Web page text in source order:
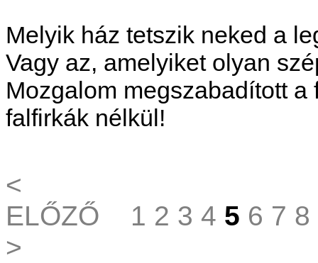
Melyik ház tetszik neked a
Vagy az, amelyiket olyan
Mozgalom megszabadított
falfirkák nélkül!
<
ELŐZŐ
1 2 3 4 5 6 7 8
>